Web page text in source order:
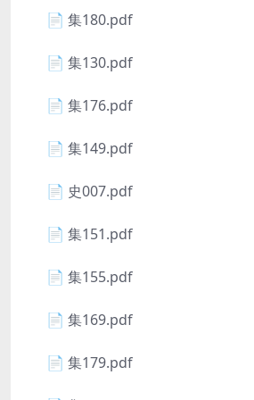
📄 集180.pdf
📄 集130.pdf
📄 集176.pdf
📄 集149.pdf
📄 史007.pdf
📄 集151.pdf
📄 集155.pdf
📄 集169.pdf
📄 集179.pdf